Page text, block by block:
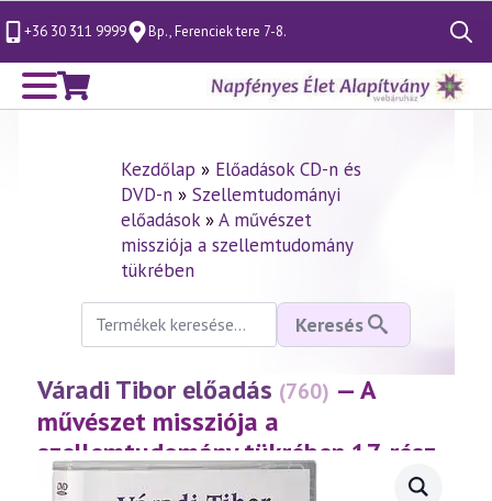
+36 30 311 9999 Bp., Ferenciek tere 7-8.
Search
for:
Kezdőlap » Előadások CD-n és
DVD-n» Szellemtudományi
előadások»A művészet
missziója a szellemtudomány
tükrében
Keresés
következőre:
Keresés
Váradi Tibor előadás (760) — A
művészet missziója a
szellemtudomány tükrében 17. rész
(2017.01.20.)